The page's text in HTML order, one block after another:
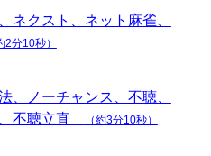
ネクスト、ネット麻雀、
2分10秒）
、ノーチャンス、不聴、
不聴立直
（約3分10秒）